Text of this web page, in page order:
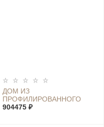
ДОМ ИЗ
ПРОФИЛИРОВАННОГО
БРУСА ЛУИЗА 6.5М Х 4.5М
904475 ₽